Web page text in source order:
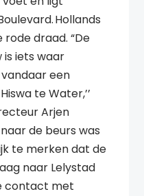
Hollands
draad. “De
is iets waar
een
te Water,’’
Arjen
de beurs was
te merken dat de
naar Lelystad
contact met